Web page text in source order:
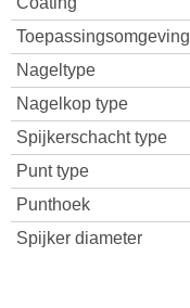
Toepassingsomgeving
Nageltype
Nagelkop type
Spijkerschacht type
Punt type
Punthoek
Spijker diameter